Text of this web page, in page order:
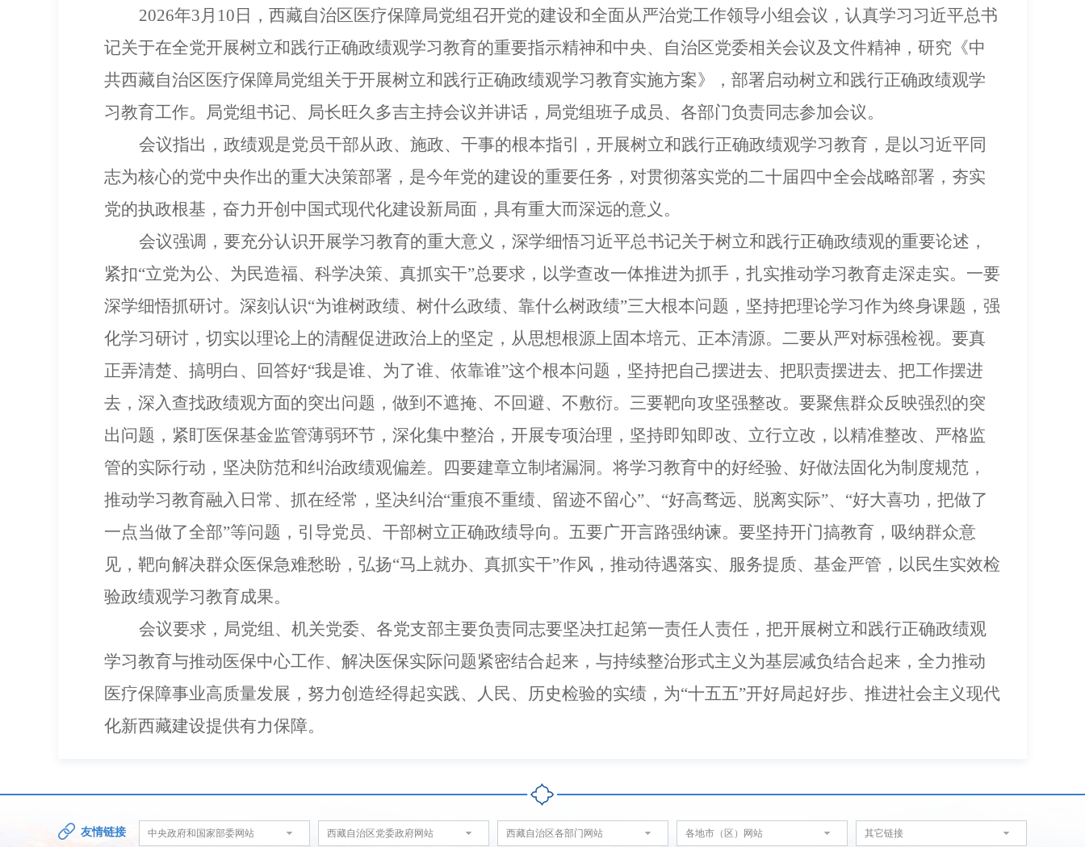
2026年3月 10 日 ，西藏自治区医疗保障局党组召开党的建设和全面从严治党工作领导小组会议 ， 认真学习习近平总书
记关于在全党开展树立和践行正确政绩观学习教育的重要指示精神和中央、自治区党委相关会议及文件精神， 研究 《中
共西藏自治区医疗保障局党组关于开展树立和践行正确政绩观学习教育实施方案》
，部署启动树立和践行正确政绩观学
习教育工作。 局党组书记、局长旺久多吉主持会议并讲话，局党组班子成员、 各部门负责同志参加会议。
会议指出，政绩观是党员干部从政、施政、干事的根本指引，开展树立和践行正确政绩观学习教育， 是以习近平同
志为核心的党中央作出的重大决策部署，是今年党的建设的重要任务，对贯彻落实党的二十届四中全会战略部署，夯实
党的执政根基，奋力开创中国式现代化建设新局面，具有重大而深远的意义。
会议强调， 要充分认识开展学习教育的重大意义，深学细悟习近平总书记关于树立和践行正确政绩观的重要论述，
紧扣“立党为公、为民造福、科学决策、真抓实干”总要求，以学查改一体推进为抓手，扎实推动学习教育走深走实。 一要
深学细悟抓研讨。 深刻认识“为谁树政绩、树什么政绩、靠什么树政绩”三大根本问题，坚持把理论学习作为终身课题， 强
化学习研讨， 切实以理论上的清醒促进政治上的坚定，从思想根源上固本培元、正本清源。 二要从严对标强检视。 要真
正弄清楚、搞明白、回答好“我是谁、为了谁、依靠谁”这个根本问题，坚持把自己摆进去、把职责摆进去、把工作摆进
去，深入查找政绩观方面的突出问题，做到不遮掩、不回避、不敷衍。 三要靶向攻坚强整改。 要聚焦群众反映强烈的突
出问题， 紧盯医保基金监管薄弱环节， 深化集中整治，开展专项治理，坚持即知即改、立行立改， 以精准整改、严格监
管的实际行动，坚决防范和纠治政绩观偏差。 四要建章立制堵漏洞。 将学习教育中的好经验、好做法固化为制度规范，
推动学习教育融入日常、抓在经常，坚决纠治“重痕不重绩、留迹不留心”、 “好高骛远、脱离实际”、 “好大喜功，把做了
一点当做了全部”等问题，引导党员、 干部树立正确政绩导向。 五要广开言路强纳谏。 要坚持开门搞教育， 吸纳群众意
见 ，靶向解决群众医保急难愁盼，弘扬“马上就办、真抓实干”作风，推动待遇落实、服务提质、基金严管，以民生实效检
验政绩观学习教育成果。
会议要求， 局党组、机关党委、各党支部主要负责同志要坚决扛起第一责任人责任， 把开展树立和践行正确政绩观
学习教育与推动医保中心工作、解决医保实际问题紧密结合起来，与持续整治形式主义为基层减负结合起来， 全力推动
医疗保障事业高质量发展，努力创造经得起实践、人民、历史检验的实绩，为“十五五”开好局起好步、推进社会主义现代
化新西藏建设提供有力保障。
友情链接 中央政府和国家部委网站 西藏自治区党委政府网站 西藏自治区各部门网站 各地市（区）网站 其它链接